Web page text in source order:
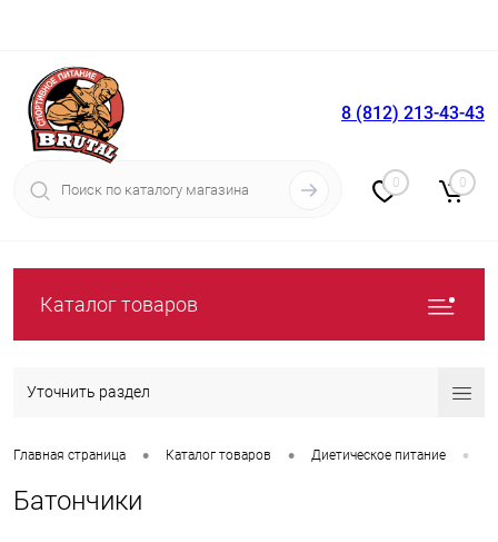
Вход Регистрация
8 (812) 213-43-43
0 0
Каталог товаров
Уточнить раздел
Главная страница • Каталог товаров • Диетическое питание •
Батончики